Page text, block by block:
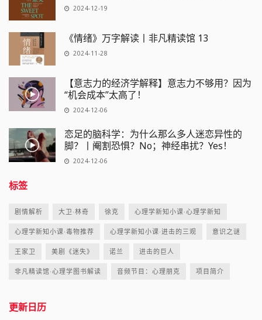
2024-12-19
《情绪》万字解读丨非凡精读馆 13
2024-11-28
【意志力的经济学解释】意志力不够用？因为
“机会成本”太高了！
2024-12-06
恋足的脑科学：为什么那么多人迷恋异性的
脚？丨阉割恐惧？No；神经串扰？Yes！
2024-12-06
标签
剧情解析 大卫·林奇 徐克 心理学新知小课·心理学新知
心理学新知小课·毒物推荐 心理学新知小课·进击的三观 意识之谜
王家卫 美剧《迷失》 诺兰 进击的巨人
非凡精读馆·心理学图书解读 音频节目：心理朋克 项目简介
更新日历